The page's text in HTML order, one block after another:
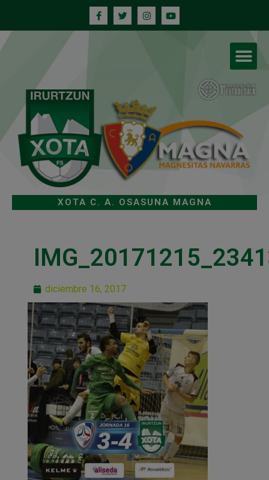
XOTA C. A. OSASUNA MAGNA
diciembre 16, 2017